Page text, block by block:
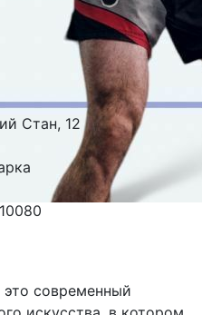
Стан, 12
современный